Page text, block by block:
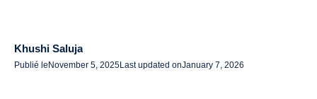
Conception réactive et optimisée pour les mobiles
Khushi Saluja
Publié le November 5, 2025Last updated onJanuary 7, 2026